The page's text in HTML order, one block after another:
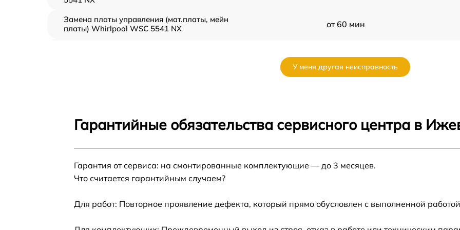
Замена платы управления (мат.платы, мейн
платы) Whirlpool WSC 5541 NX
от 60 мин
Замена электросхемы Whirlpool WSC 5541
от 60 мин
от 60 мин
У меня другая неисправность
Гарантийные обязательства сервисного центра в
Гарантия от сервиса: на смонтированные комплектующие — до 3 месяцев.
Что считается гарантийным случаем?
Для работ: Повторное проявление дефекта, который прямо обусловлен с выполненной